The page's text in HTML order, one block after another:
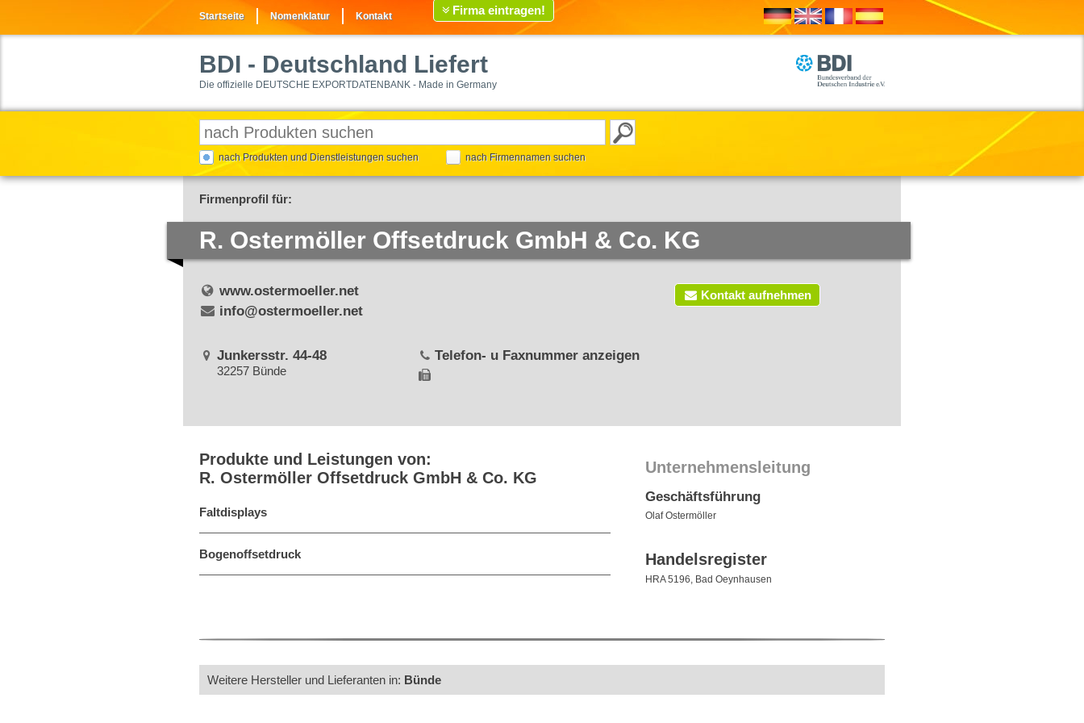
Startseite Nomenklatur Kontakt Firma eintragen!
BDI - Deutschland Liefert
Die offizielle DEUTSCHE EXPORTDATENBANK - Made in Germany
nach Produkten und Dienstleistungen suchen nach Firmennamen suchen
Firmenprofil für:
R. Ostermöller Offsetdruck GmbH & Co. KG
Kontakt aufnehmen
www.ostermoeller.net
info@ostermoeller.net
Junkersstr. 44-48
32257 Bünde
Telefon- u Faxnummer anzeigen
Produkte und Leistungen von:
R. Ostermöller Offsetdruck GmbH & Co. KG
Faltdisplays
Bogenoffsetdruck
Unternehmensleitung
Geschäftsführung
Olaf Ostermöller
Handelsregister
HRA 5196, Bad Oeynhausen
Weitere Hersteller und Lieferanten in: Bünde